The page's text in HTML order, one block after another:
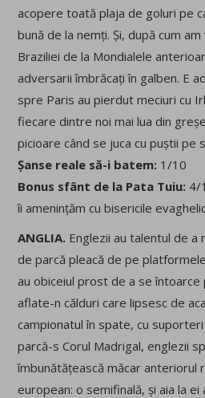
acopere toată plaja de goluri pe
bună de la nemți. Și, după cum
Braziliei de la Mondialele
adversarii îmbrăcați în galben. E
spre Paris au pierdut meciuri cu
fiecare dintre noi mai lua din
picioare când se juca cu puștii pe
Șanse reale să-i batem: 1/10
Bonus sfânt de la Pata Tuiu: 4/
îi amenințăm cu bisericile
ANGLIA. Englezii au talentul de
de parcă pleacă de pe
au obiceiul prost de a se întoarce
aflate-n călduri care lipsesc de
campionatul în spate, cu
parcă-s Corul Madrigal, englezii
îmbunătățească măcar anteriorul
european: o semifinală, și aia la ei